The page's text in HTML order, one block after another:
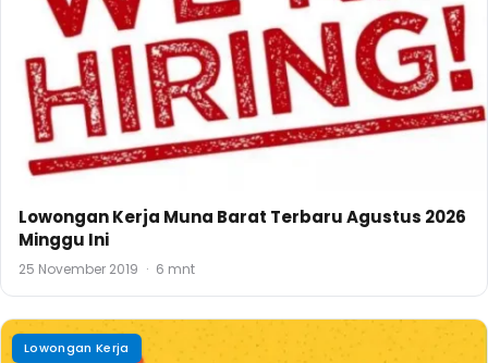
Lowongan Kerja Muna Barat Terbaru Agustus 2026
Minggu Ini
25 November 2019 · 6 mnt
Lowongan Kerja